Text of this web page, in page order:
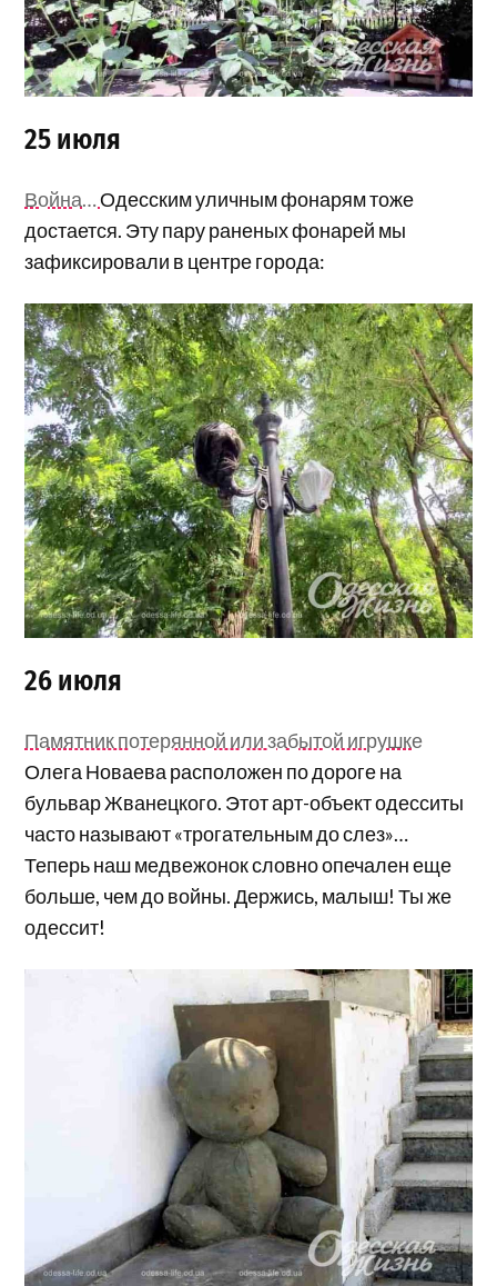
25 июля
Война…Одесским уличным фонарям тоже
достается. Эту пару раненых фонарей мы
зафиксировали в центре города:
26 июля
Памятник потерянной или забытой игрушке
Олега Новаева расположен по дороге на
бульвар Жванецкого. Этот арт-объект одесситы
часто называют «трогательным до слез»…
Теперь наш медвежонок словно опечален еще
больше, чем до войны. Держись, малыш! Ты же
одессит!